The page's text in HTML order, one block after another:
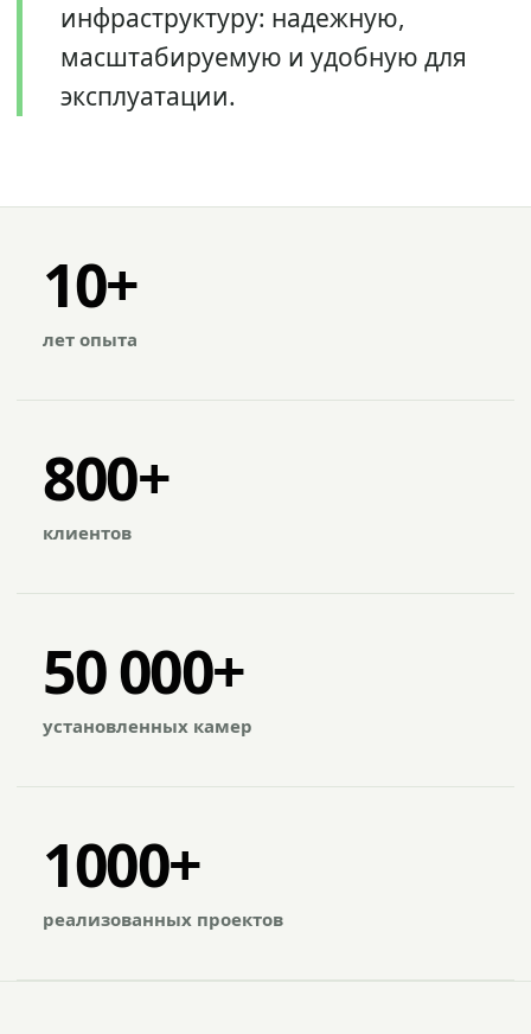
инфраструктуру: надежную,
масштабируемую и удобную для
эксплуатации.
10+
лет опыта
800+
клиентов
50 000+
установленных камер
1000+
реализованных проектов